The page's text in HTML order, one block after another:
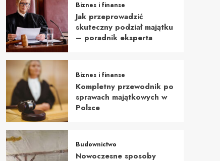
Biznes i finanse
Jak przeprowadzić
skuteczny podział majątku
– poradnik eksperta
Biznes i finanse
Kompletny przewodnik po
sprawach majątkowych w
Polsce
Budownictwo
Nowoczesne sposoby